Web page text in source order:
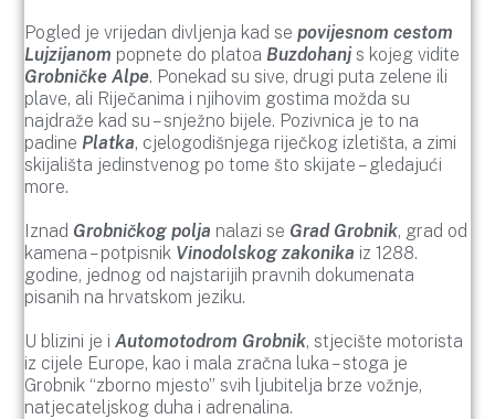
Pogled je vrijedan divljenja kad sepovijesnom cestom
Lujzijanom popnete do platoa Buzdohanjs kojeg vidite
Grobničke Alpe. Ponekad su sive, drugi puta zelene ili
plave, ali Riječanima i njihovim gostima možda su
najdraže kad su – snježno bijele. Pozivnica je to na
padine Platka, cjelogodišnjega riječkog izletišta, a zimi
skijališta jedinstvenog po tome što skijate – gledajući
more.
Iznad Grobničkog polja nalazi se Grad Grobnik, grad od
kamena – potpisnik Vinodolskog zakonika iz 1288.
godine, jednog od najstarijih pravnih dokumenata
pisanih na hrvatskom jeziku.
U blizini je iAutomotodrom Grobnik, stjecište motorista
iz cijele Europe, kao i mala zračna luka – stoga je
Grobnik “zborno mjesto” svih ljubitelja brze vožnje,
natjecateljskog duha i adrenalina.